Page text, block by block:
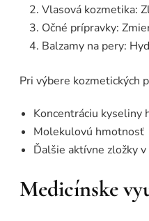
Vlasová kozmetika:
Očné prípravky:
Balzamy na pery:
Pri výbere kozmetických
Koncentráciu kyseliny
Molekulovú hmotnosť
Ďalšie aktívne zložky
Medicínske